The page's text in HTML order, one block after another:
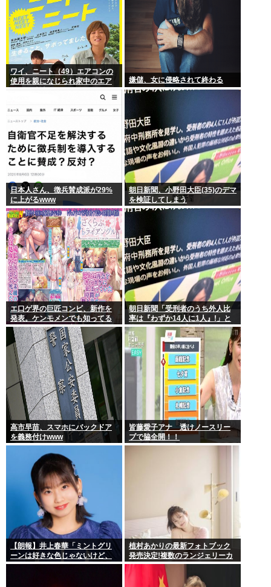
ワイ、ニート（49）エアコンの
使用を親になじられ家中のエア
嫌儲、女に侵略されて終わる
日本人さん、徴兵賛成派が29%
に上がるwww
朝日新聞、小野田大臣(35)のデマ
を検証してしまう
エ口ゲ界の巨匠コンビ、新作を
発表。ケンモメンでも知ってる
レベルの原画と作家
朝日新聞「受刑者のうち外人比
率は『わずか14人に1人』!」と
皆をビビらせる 受刑者の7%が外
人…
高市早苗、スマホにバックドア
を義務付けwww
皆藤愛子アナ 透けノースリー
ブで脇全開！！
【朗報】井上春華「ミントグリ
ーンは好きな色じゃないけど、
チョコミントは好きなのでまぁ
植村あかりの最新フォトブック
発売決定!複数のランジェリーカ
ットあり